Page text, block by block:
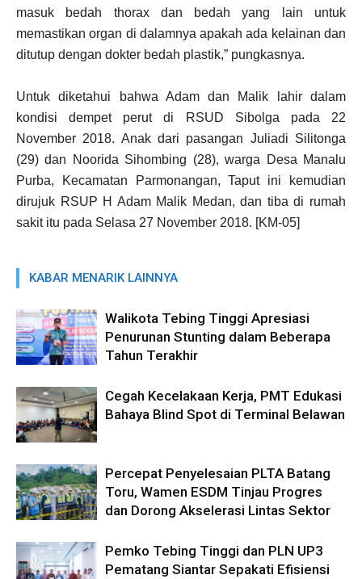
masuk bedah thorax dan bedah yang lain untuk
memastikan organ di dalamnya apakah ada kelainan dan
ditutup dengan dokter bedah plastik,” pungkasnya.
Untuk diketahui bahwa Adam dan Malik lahir dalam
kondisi dempet perut di RSUD Sibolga pada 22
November 2018. Anak dari pasangan Juliadi Silitonga
(29) dan Noorida Sihombing (28), warga Desa Manalu
Purba, Kecamatan Parmonangan, Taput ini kemudian
dirujuk RSUP H Adam Malik Medan, dan tiba di rumah
sakit itu pada Selasa 27 November 2018. [KM-05]
KABAR MENARIK LAINNYA
Walikota Tebing Tinggi Apresiasi
Penurunan Stunting dalam Beberapa
Tahun Terakhir
Cegah Kecelakaan Kerja, PMT Edukasi
Bahaya Blind Spot di Terminal Belawan
Percepat Penyelesaian PLTA Batang
Toru, Wamen ESDM Tinjau Progres
dan Dorong Akselerasi Lintas Sektor
Pemko Tebing Tinggi dan PLN UP3
Pematang Siantar Sepakati Efisiensi